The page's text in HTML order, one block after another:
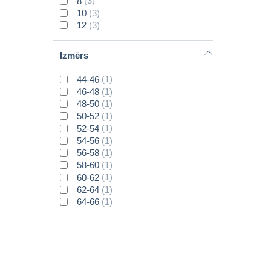
66 (38)
68 (19)
10 (3)
12 (3)
Izmērs
44-46 (1)
46-48 (1)
48-50 (1)
50-52 (1)
52-54 (1)
54-56 (1)
56-58 (1)
58-60 (1)
60-62 (1)
62-64 (1)
64-66 (1)